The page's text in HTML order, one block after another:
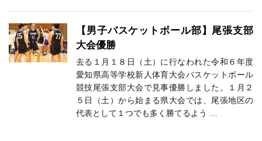
【男子バスケットボール部】尾張支部
大会優勝
去る１月１８日（土）に行なわれた令和６年度
愛知県高等学校新人体育大会バスケットボール
競技尾張支部大会で見事優勝しました。１月２
５日（土）から始まる県大会では、尾張地区の
代表として１つでも多く勝てるよう …